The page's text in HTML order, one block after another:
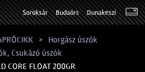
Soroksár Budaörs Dunakeszi
Horgász úszók
Csukázó úszók
CORE FLOAT 200GR